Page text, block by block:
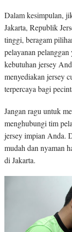
Dalam kesimpulan,
Jakarta, Republik
tinggi, beragam
pelayanan
kebutuhan jersey
menyediakan jersey
terpercaya bagi
Jangan ragu untuk
menghubungi tim
jersey impian Anda.
mudah dan nyaman
di Jakarta.